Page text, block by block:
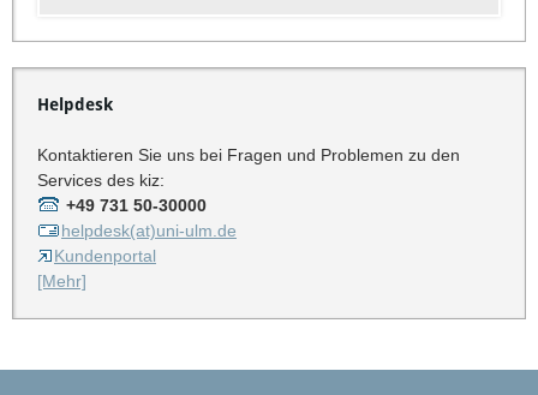
Helpdesk
Kontaktieren Sie uns bei Fragen und Problemen zu den
Services des kiz:
+49 731 50-30000
helpdesk(at)uni-ulm.de
Kundenportal
[Mehr]